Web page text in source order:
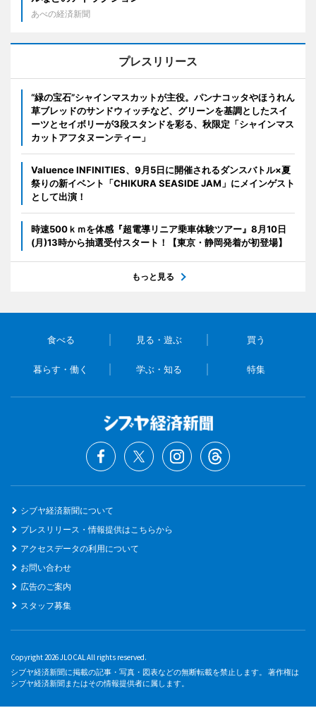
あべの経済新聞
プレスリリース
“緑の宝石”シャインマスカットが主役。パンナコッタやほうれん
草ブレッドのサンドウィッチなど、グリーンを基調としたスイ
ーツとセイボリーが3段スタンドを彩る、秋限定「シャインマス
カットアフタヌーンティー」
Valuence INFINITIES、9月5日に開催されるダンスバトル×夏
祭りの新イベント「CHIKURA SEASIDE JAM」にメインゲスト
として出演！
時速500ｋｍを体感『超電導リニア乗車体験ツアー』8月10日
(月)13時から抽選受付スタート！【東京・静岡発着が初登場】
もっと見る
食べる 見る・遊ぶ 買う
暮らす・働く 学ぶ・知る 特集
シブヤ経済新聞について
プレスリリース・情報提供はこちらから
アクセスデータの利用について
お問い合わせ
広告のご案内
スタッフ募集
Copyright 2026 JLOCAL All rights reserved.
シブヤ経済新聞に掲載の記事・写真・図表などの無断転載を禁止します。 著作権は
シブヤ経済新聞またはその情報提供者に属します。